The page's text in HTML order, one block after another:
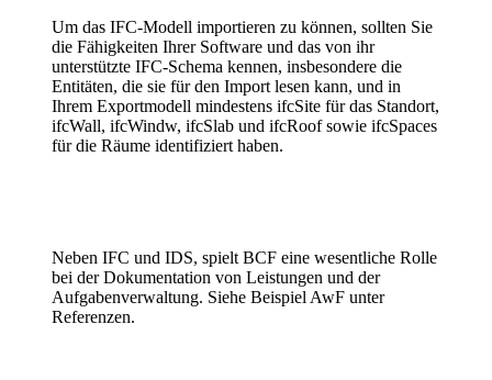
Um das IFC-Modell importieren zu können, sollten Sie
die Fähigkeiten Ihrer Software und das von ihr
unterstützte IFC-Schema kennen, insbesondere die
Entitäten, die sie für den Import lesen kann, und in
Ihrem Exportmodell mindestens ifcSite für das Standort,
ifcWall, ifcWindw, ifcSlab und ifcRoof sowie ifcSpaces
für die Räume identifiziert haben.
Neben IFC und IDS, spielt BCF eine wesentliche Rolle
bei der Dokumentation von Leistungen und der
Aufgabenverwaltung. Siehe Beispiel AwF unter
Referenzen.